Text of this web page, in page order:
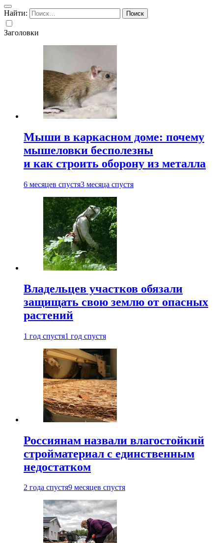
Найти:
Заголовки
Мыши в каркасном доме: почему
мышеловки бесполезны
и как строить оборону из металла
6 месяцев спустя3 месяца спустя
Владельцев участков обязали
защищать свою землю от опасных
растений
1 год спустя1 год спустя
Россиянам назвали влагостойкий
стройматериал с единственным
недостатком
2 года спустя9 месяцев спустя